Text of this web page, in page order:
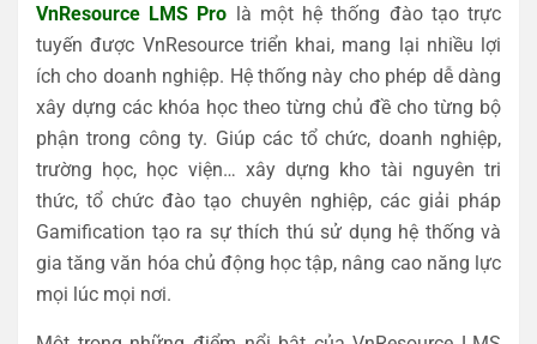
VnResource LMS Pro là một hệ thống đào tạo trực
tuyến được VnResource triển khai, mang lại nhiều lợi
ích cho doanh nghiệp. Hệ thống này cho phép dễ dàng
xây dựng các khóa học theo từng chủ đề cho từng bộ
phận trong công ty. Giúp các tổ chức, doanh nghiệp,
trường học, học viện… xây dựng kho tài nguyên tri
thức, tổ chức đào tạo chuyên nghiệp, các giải pháp
Gamification tạo ra sự thích thú sử dụng hệ thống và
gia tăng văn hóa chủ động học tập, nâng cao năng lực
mọi lúc mọi nơi.